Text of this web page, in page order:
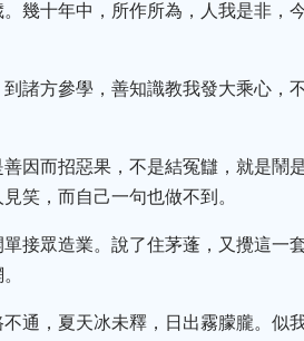
幾十年中，所作所為，人我是非，
諸方參學，善知識教我發大乘心，
因而招惡果，不是結冤讎，就是鬧
笑，而自己一句也做不到。
接眾造業。說了住茅蓬，又攪這一
通，夏天冰未釋，日出霧朦朧。似